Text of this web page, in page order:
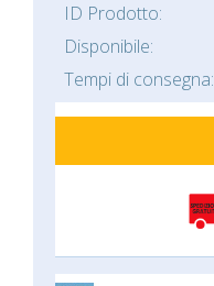
ID Prodotto:
Disponibile:
Tempi di consegna: